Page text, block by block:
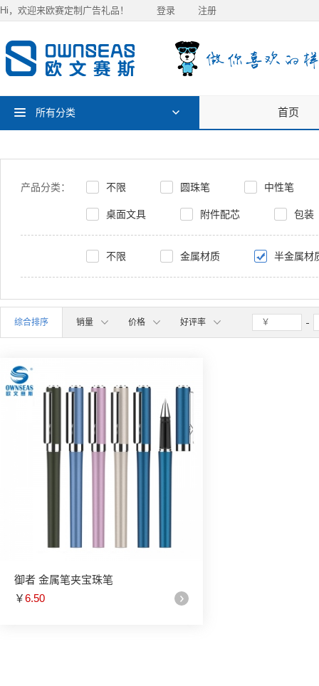
Hi，欢迎来欧赛定制广告礼品！ 登录 注册
所有分类 首页
产品分类： 不限 圆珠笔 中性笔
桌面文具 附件配芯 包装
不限 金属材质 半金属材
综合排序 销量 价格 好评率
御者 金属笔夹宝珠笔
￥6.50